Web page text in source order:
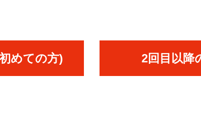
めての方) 2回目以降